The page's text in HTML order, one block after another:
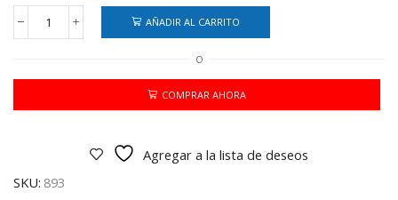
PINCELES
CBX
REDONDA
6
AÑADIR AL CARRITO
O
COMPRAR AHORA
Agregar a la lista de deseos
SKU: 893